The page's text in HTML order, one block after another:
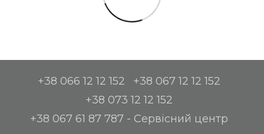
+38 066 12 12 152
+38 067 12 12 152
+38 073 12 12 152
+38 067 61 87 787 - Сервісний центр